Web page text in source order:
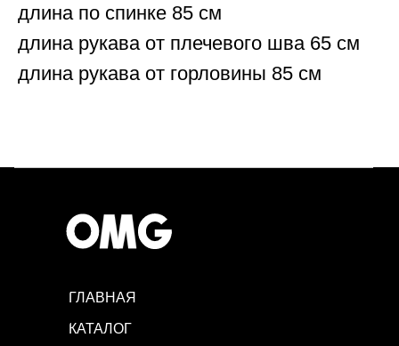
длина по спинке 85 см
длина рукава от плечевого шва 65 см
длина рукава от горловины 85 см
ГЛАВНАЯ
КАТАЛОГ